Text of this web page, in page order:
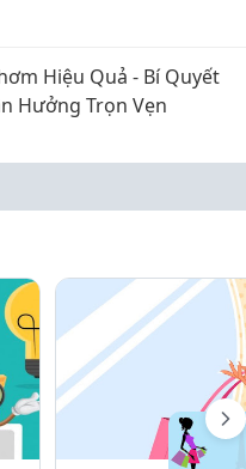
Hiệu Quả - Bí Quyết
Hưởng Trọn Vẹn